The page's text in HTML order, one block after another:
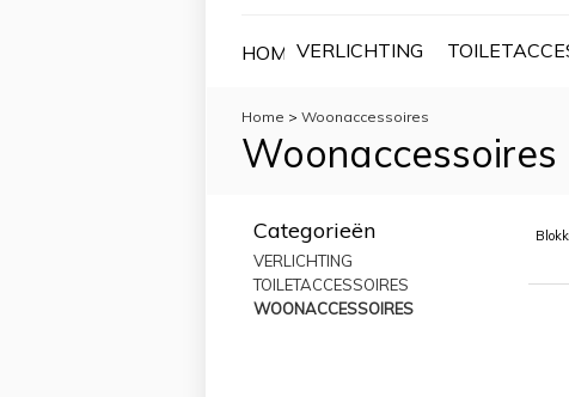
HOMEVERLICHTING
Home > Woonaccessoires
Woonaccessoires
Categorieën
VERLICHTING
TOILETACCESSOIRES
WOONACCESSOIRES